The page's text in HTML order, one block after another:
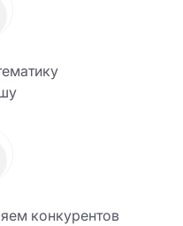
конкурентов